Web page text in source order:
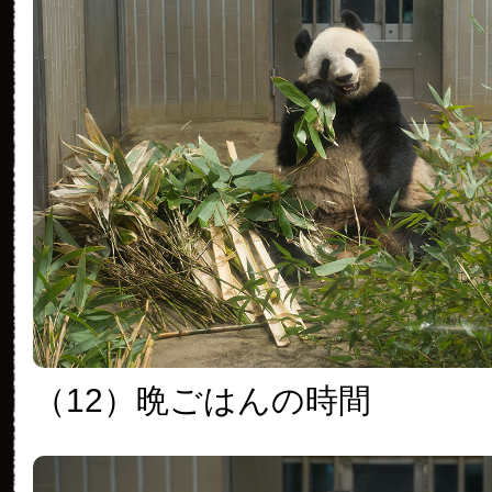
（12）晩ごはんの時間